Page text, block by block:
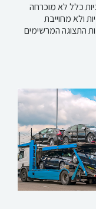
כלל לא מוכרחה
ולא מחוייבת
התצוגה המרשימים